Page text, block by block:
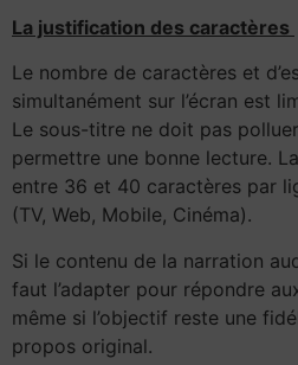
La justification des caractères
Le nombre de caractères et
simultanément sur l’écran est
Le sous-titre ne doit pas
permettre une bonne lecture.
entre 36 et 40 caractères par
(TV, Web, Mobile, Cinéma).
Si le contenu de la narration
faut l’adapter pour répondre
même si l’objectif reste une
propos original.